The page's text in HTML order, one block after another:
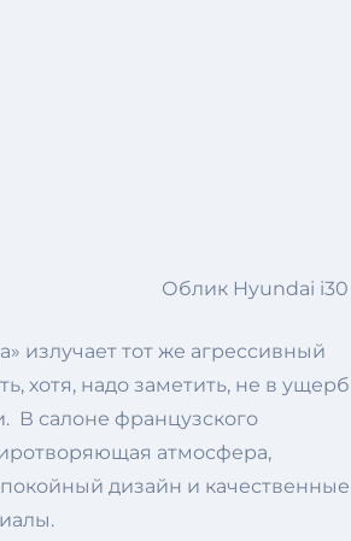
Облик Hyundai
излучает тот же агрессивный
хотя, надо заметить, не в ущерб
В салоне французского
атмосфера,
дизайн и качественные